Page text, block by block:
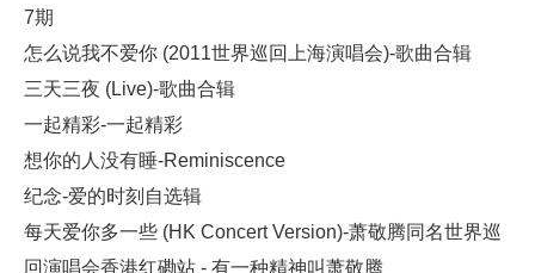
7期
怎么说我不爱你 (2011世界巡回上海演唱会)-歌曲合辑
三天三夜 (Live)-歌曲合辑
一起精彩-一起精彩
想你的人没有睡-Reminiscence
纪念-爱的时刻自选辑
每天爱你多一些 (HK Concert Version)-萧敬腾同名世界巡
回演唱会香港红磡站 - 有一种精神叫萧敬腾